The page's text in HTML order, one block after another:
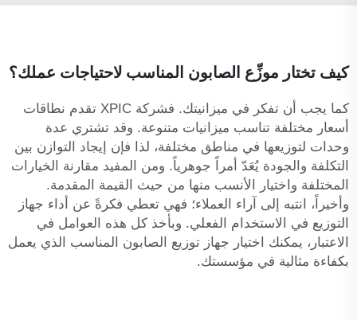
كيف تختار موزِّع الصابون المناسب لاحتياجات عملك؟
كما يجب أن تفكر في ميزانيتك. فشركة XPIC تقدم نطاقات
أسعار مختلفة تناسب ميزانيات متنوعة. وقد تشتري عدة
وحدات لتوزيعها في مناطق مختلفة، لذا فإن إيجاد التوازن بين
التكلفة والجودة يُعَدّ أمراً جوهرياً. ومن المفيد مقارنة الخيارات
المختلفة واختيار الأنسب منها من حيث القيمة المقدمة.
وأخيراً، انتبه إلى آراء العملاء؛ فهي تعطي فكرةً عن أداء جهاز
التوزيع في الاستخدام الفعلي. وبأخذ كل هذه العوامل في
الاعتبار، يمكنك اختيار جهاز توزيع الصابون المناسب الذي يعمل
بكفاءة مثالية في مؤسستك.